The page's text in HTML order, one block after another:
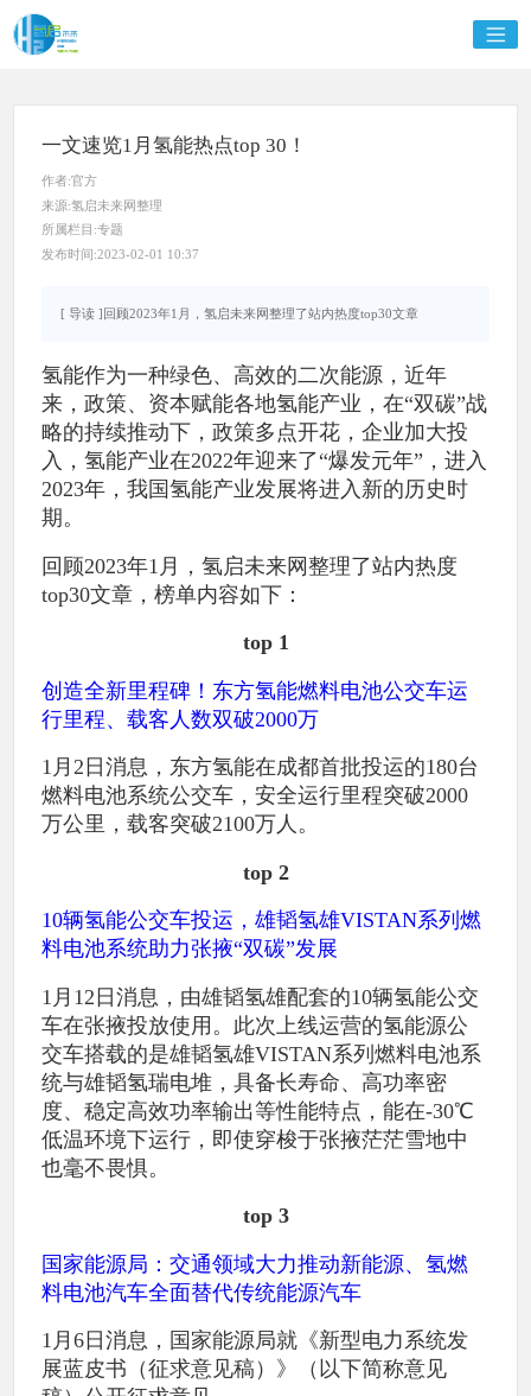
一文速览1月氢能热点top 30！
作者:官方
来源:氢启未来网整理
所属栏目:专题
发布时间:2023-02-01 10:37
[ 导读 ]回顾2023年1月，氢启未来网整理了站内热度top30文章
氢能作为一种绿色、高效的二次能源，近年
来，政策、资本赋能各地氢能产业，在“双碳”战
略的持续推动下，政策多点开花，企业加大投
入，氢能产业在2022年迎来了“爆发元年”，进入
2023年，我国氢能产业发展将进入新的历史时
期。
回顾2023年1月，氢启未来网整理了站内热度
top30文章，榜单内容如下：
top 1
创造全新里程碑！东方氢能燃料电池公交车运
行里程、载客人数双破2000万
1月2日消息，东方氢能在成都首批投运的180台
燃料电池系统公交车，安全运行里程突破2000
万公里，载客突破2100万人。
top 2
10辆氢能公交车投运，雄韬氢雄VISTAN系列燃
料电池系统助力张掖“双碳”发展
1月12日消息，由雄韬氢雄配套的10辆氢能公交
车在张掖投放使用。此次上线运营的氢能源公
交车搭载的是雄韬氢雄VISTAN系列燃料电池系
统与雄韬氢瑞电堆，具备长寿命、高功率密
度、稳定高效功率输出等性能特点，能在-30℃
低温环境下运行，即使穿梭于张掖茫茫雪地中
也毫不畏惧。
top 3
国家能源局：交通领域大力推动新能源、氢燃
料电池汽车全面替代传统能源汽车
1月6日消息，国家能源局就《新型电力系统发
展蓝皮书（征求意见稿）》（以下简称意见